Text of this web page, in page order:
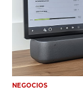
NEGOCIOS